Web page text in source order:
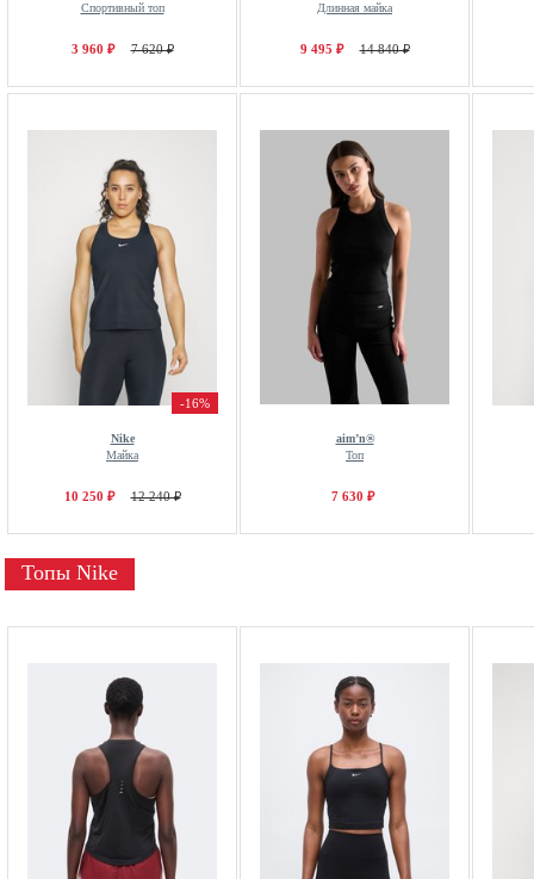
Спортивный топ
3 960 ₽ 7 620 ₽
Длинная майка
9 495 ₽ 14 840 ₽
-16%
Nike
Майка
10 250 ₽ 12 240 ₽
aim’n®
Топ
7 630 ₽
Топы Nike